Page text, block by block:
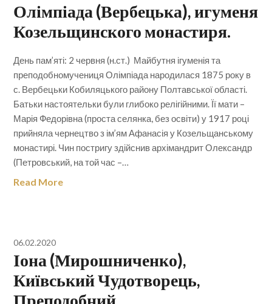
Олімпіада (Вербецька), игуменя
Козельщинского монастиря.
День пам’яті: 2 червня (н.ст.) Майбутня ігуменія та
преподобномучениця Олімпіада народилася 1875 року в
с. Вербецьки Кобиляцького району Полтавської області.
Батьки настоятельки були глибоко релігійними. Її мати –
Марія Федорівна (проста селянка, без освіти) у 1917 році
прийняла чернецтво з ім’ям Афанасія у Козельщанському
монастирі. Чин постригу здійснив архімандрит Олександр
(Петровський, на той час –…
Read More
06.02.2020
Іона (Мирошниченко),
Київський Чудотворець,
Преподобний